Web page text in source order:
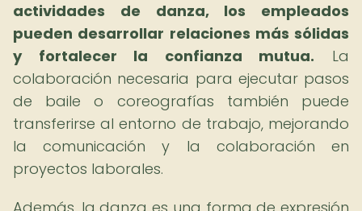
actividades de danza, los empleados
pueden desarrollar relaciones más sólidas
y fortalecer la confianza mutua. La
colaboración necesaria para ejecutar pasos
de baile o coreografías también puede
transferirse al entorno de trabajo, mejorando
la comunicación y la colaboración en
proyectos laborales.